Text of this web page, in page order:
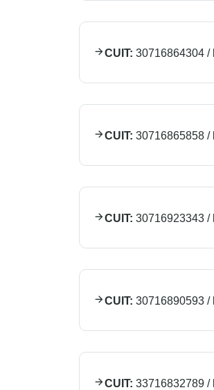
CUIT: 30716864304 /
CUIT: 30716865858 /
CUIT: 30716923343 /
CUIT: 30716890593 /
CUIT: 33716832789 /